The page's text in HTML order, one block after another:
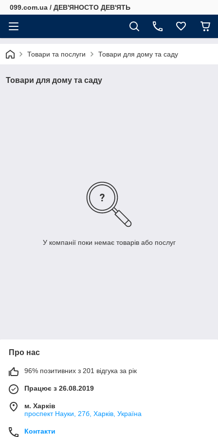
099.com.ua / ДЕВ'ЯНОСТО ДЕВ'ЯТЬ
Товари та послуги Товари для дому та саду
Товари для дому та саду
У компанії поки немає товарів або послуг
Про нас
96% позитивних з 201 відгука за рік
Працює з 26.08.2019
м. Харків
проспект Науки, 27б, Харків, Україна
Контакти